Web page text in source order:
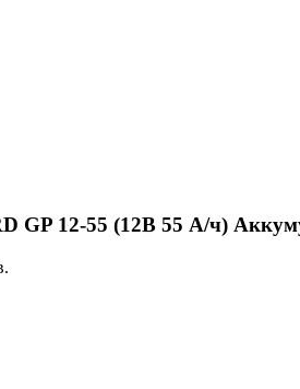
GP 12-55 (12В 55 А/ч)